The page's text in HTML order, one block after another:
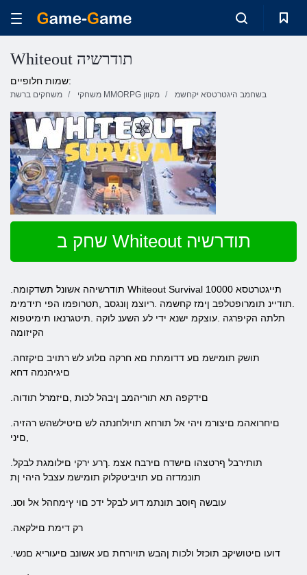
Whiteout תודרשיה
שמות חלופיים:
משחקים ברשת משחקי MMORPG מקוון בשחמב היגטרטסא יקחשמ
שחק ב Whiteout תודרשיה
.תודיינ תומרופטלפב ןימז קחשמה .ריוצמ ןונגסב ,תטרופמו הפי תידמימ
תלתה הקיפרגה .עוצקמ ישנא ידי לע השענ לוקה .תיטגרנאו תימיטפוא
הקיזומה
םיגיהנמה דחא
.םידקפה תא תוריהמב ןיבהל לכות ,םיזמרל תודוה
,םיני
תונמדזה םע תויביטקלוק תומישמ עצבל היהי ןת
.עובשה ףוסב תונתמ דוע לבקל ידכ םוי ץימחהל אל וסנ
.רק דימת םילקאה
.דועו םיטושיקב תוכזל ולכות ןהבש תויורחת םע אשונב םיעוריא םנשי